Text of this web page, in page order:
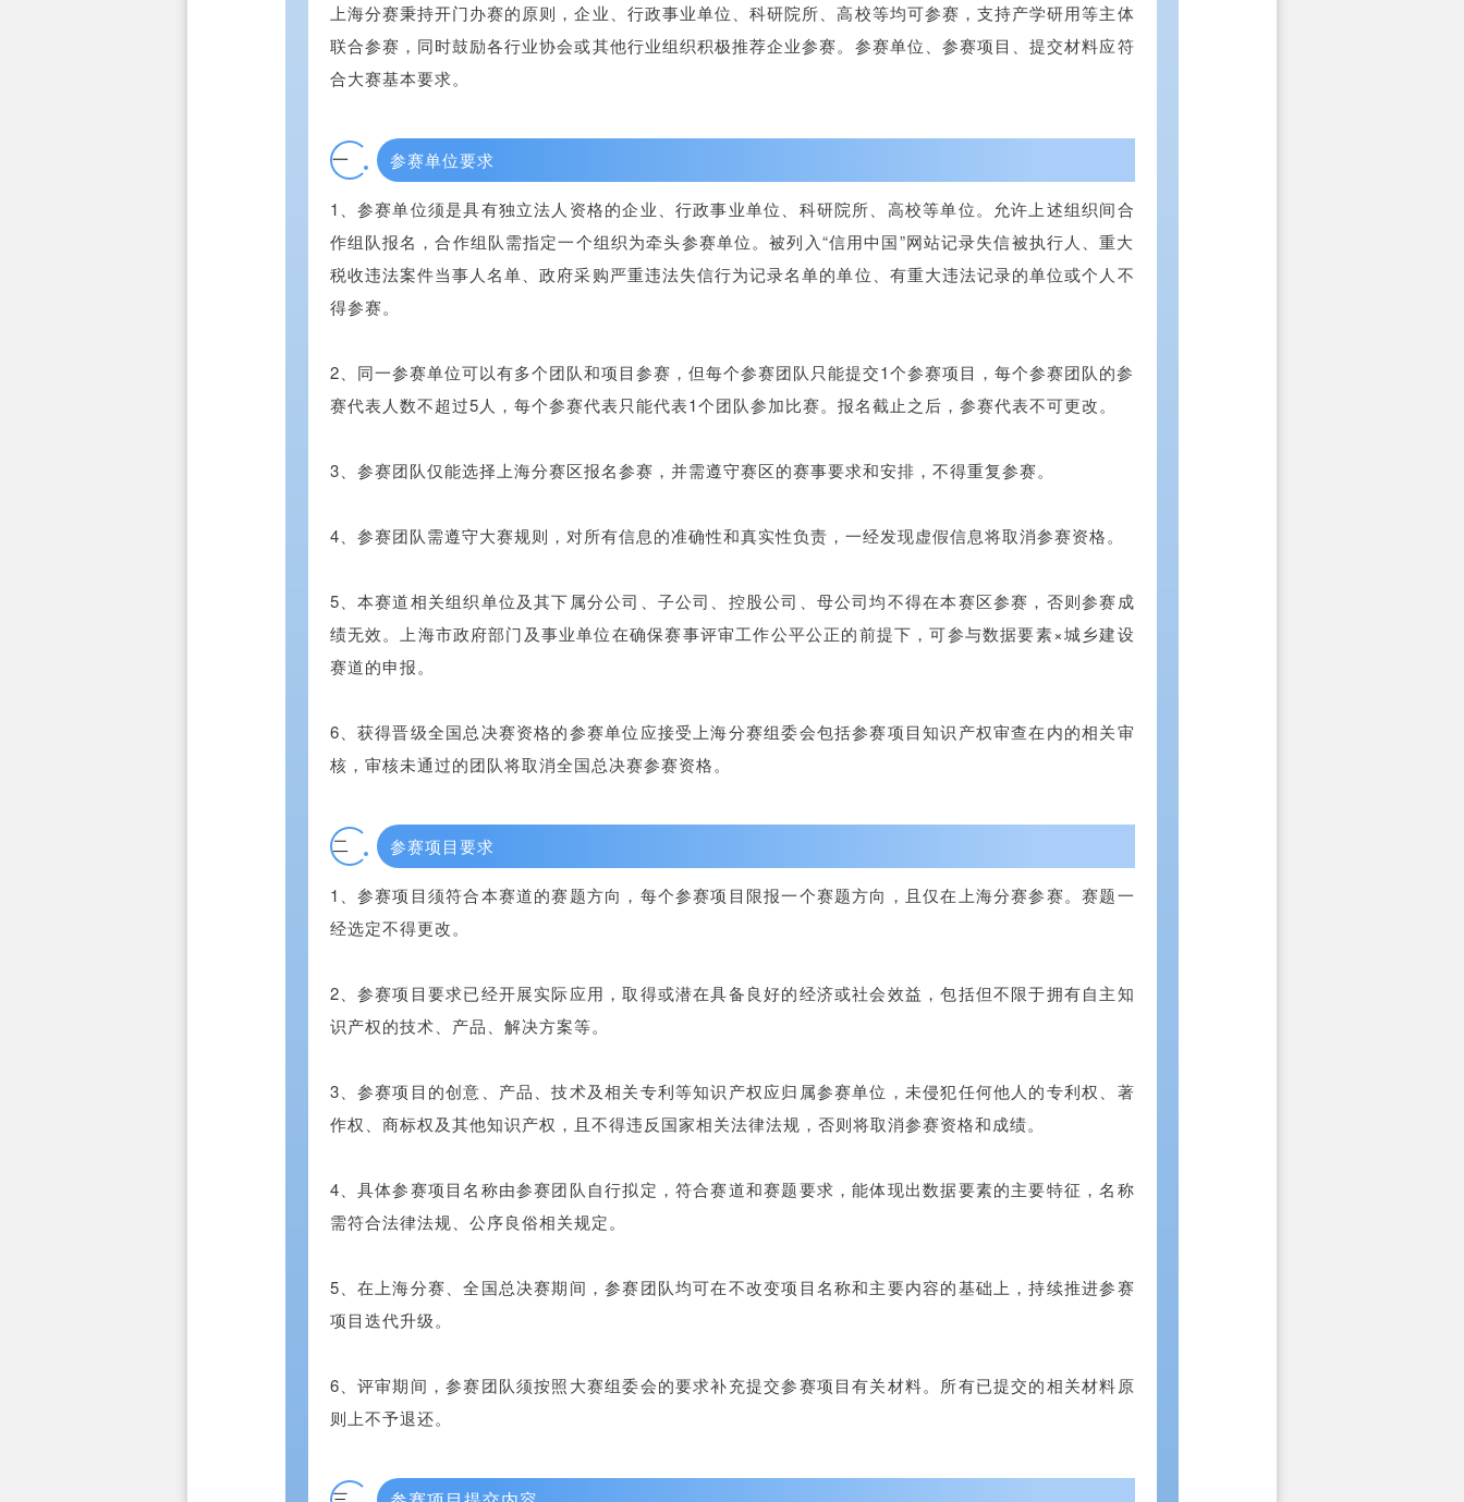
上海分赛秉持开门办赛的原则，企业、行政事业单位、科研院所、高校等均可参赛，支持产学研用等主体
联合参赛，同时鼓励各行业协会或其他行业组织积极推荐企业参赛。参赛单位、参赛项目、提交材料应符
合大赛基本要求。
一 参赛单位要求
1、参赛单位须是具有独立法人资格的企业、行政事业单位、科研院所、高校等单位。允许上述组织间合
作组队报名，合作组队需指定一个组织为牵头参赛单位。被列入“信用中国”网站记录失信被执行人、重大
税收违法案件当事人名单、政府采购严重违法失信行为记录名单的单位、有重大违法记录的单位或个人不
得参赛。
2、同一参赛单位可以有多个团队和项目参赛，但每个参赛团队只能提交1个参赛项目，每个参赛团队的参
赛代表人数不超过5人，每个参赛代表只能代表1个团队参加比赛。报名截止之后，参赛代表不可更改。
3、参赛团队仅能选择上海分赛区报名参赛，并需遵守赛区的赛事要求和安排，不得重复参赛。
4、参赛团队需遵守大赛规则，对所有信息的准确性和真实性负责，一经发现虚假信息将取消参赛资格。
5、本赛道相关组织单位及其下属分公司、子公司、控股公司、母公司均不得在本赛区参赛，否则参赛成
绩无效。上海市政府部门及事业单位在确保赛事评审工作公平公正的前提下，可参与数据要素×城乡建设
赛道的申报。
6、获得晋级全国总决赛资格的参赛单位应接受上海分赛组委会包括参赛项目知识产权审查在内的相关审
核，审核未通过的团队将取消全国总决赛参赛资格。
二 参赛项目要求
1、参赛项目须符合本赛道的赛题方向，每个参赛项目限报一个赛题方向，且仅在上海分赛参赛。赛题一
经选定不得更改。
2、参赛项目要求已经开展实际应用，取得或潜在具备良好的经济或社会效益，包括但不限于拥有自主知
识产权的技术、产品、解决方案等。
3、参赛项目的创意、产品、技术及相关专利等知识产权应归属参赛单位，未侵犯任何他人的专利权、著
作权、商标权及其他知识产权，且不得违反国家相关法律法规，否则将取消参赛资格和成绩。
4、具体参赛项目名称由参赛团队自行拟定，符合赛道和赛题要求，能体现出数据要素的主要特征，名称
需符合法律法规、公序良俗相关规定。
5、在上海分赛、全国总决赛期间，参赛团队均可在不改变项目名称和主要内容的基础上，持续推进参赛
项目迭代升级。
6、评审期间，参赛团队须按照大赛组委会的要求补充提交参赛项目有关材料。所有已提交的相关材料原
则上不予退还。